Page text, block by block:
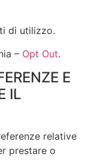
di utilizzo.
– Opt Out.
E
IL
relative
prestare o